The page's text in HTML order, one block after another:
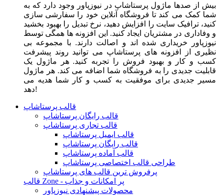
بیش از صدها ماژول پرستاشاپ در نیوزپاور وجود دارد که به
شما کمک می کند تا فروشگاه آنلاین خود را سفارشی سازی
کنید، ترافیک سایت را افزایش دهید، نرخ تبدیل را بهبود بخشید
و وفاداری در مشتریان ایجاد کنید. این افزونه ها همگی توسط
نیوزپاور خریداری شده اند و اصالت دارند. با مجموعه بی
نظیری از افزونه های پرستاشاپ می توانید روند پیشرفت
کسب و کار و بهبود فروش را تجربه کنید. هر ماژول یک
قابلیت جدیدی را به فروشگاه شما اضافه می کند. هر ماژول
مسیر جدیدی برای موفقیت به کسب و کار شما هدیه می
دهد!
قالب پرستاشاپ
قالب رایگان پرستاشاپ
قالب تجاری پرستاشاپ
قالب ایمیل پرستاشاپ
قالب رایگان پرستاشاپ
قالب آماده پرستاشاپ
طراحی قالب اختصاصی پرستاشاپ
پرفروش ترین قالب های پرستاشاپ
قالب Zone - پر امکانات و جذاب
محصولات پیشنهادی نیوزپاور